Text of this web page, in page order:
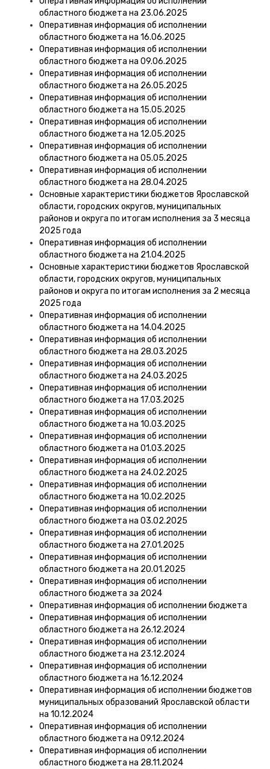
областного бюджета на 23.06.2025
Оперативная информация об исполнении
областного бюджета на 16.06.2025
Оперативная информация об исполнении
областного бюджета на 09.06.2025
Оперативная информация об исполнении
областного бюджета на 26.05.2025
Оперативная информация об исполнении
областного бюджета на 15.05.2025
Оперативная информация об исполнении
областного бюджета на 12.05.2025
Оперативная информация об исполнении
областного бюджета на 05.05.2025
Оперативная информация об исполнении
областного бюджета на 28.04.2025
Основные характеристики бюджетов Ярославской
области, городских округов, муниципальных
районов и округа по итогам исполнения за 3 месяца
2025 года
Оперативная информация об исполнении
областного бюджета на 21.04.2025
Основные характеристики бюджетов Ярославской
области, городских округов, муниципальных
районов и округа по итогам исполнения за 2 месяца
2025 года
Оперативная информация об исполнении
областного бюджета на 14.04.2025
Оперативная информация об исполнении
областного бюджета на 28.03.2025
Оперативная информация об исполнении
областного бюджета на 24.03.2025
Оперативная информация об исполнении
областного бюджета на 17.03.2025
Оперативная информация об исполнении
областного бюджета на 10.03.2025
Оперативная информация об исполнении
областного бюджета на 01.03.2025
Оперативная информация об исполнении
областного бюджета на 24.02.2025
Оперативная информация об исполнении
областного бюджета на 10.02.2025
Оперативная информация об исполнении
областного бюджета на 03.02.2025
Оперативная информация об исполнении
областного бюджета на 27.01.2025
Оперативная информация об исполнении
областного бюджета на 20.01.2025
Оперативная информация об исполнении
областного бюджета за 2024
Оперативная информация об исполнении бюджета
Оперативная информация об исполнении
областного бюджета на 26.12.2024
Оперативная информация об исполнении
областного бюджета на 23.12.2024
Оперативная информация об исполнении
областного бюджета на 16.12.2024
Оперативная информация об исполнении бюджетов
муниципальных образований Ярославской области
на 10.12.2024
Оперативная информация об исполнении
областного бюджета на 09.12.2024
Оперативная информация об исполнении
областного бюджета на 28.11.2024